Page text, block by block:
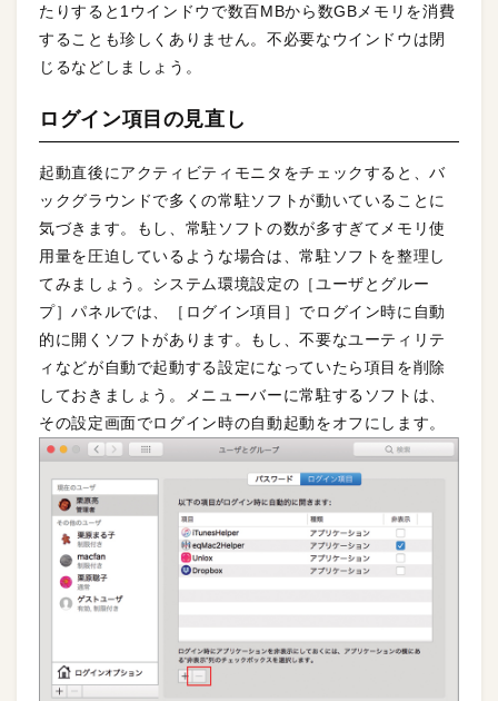
たりすると1ウインドウで数百MBから数GBメモリを消費
することも珍しくありません。不必要なウインドウは閉
じるなどしましょう。
ログイン項目の見直し
起動直後にアクティビティモニタをチェックすると、バ
ックグラウンドで多くの常駐ソフトが動いていることに
気づきます。もし、常駐ソフトの数が多すぎてメモリ使
用量を圧迫しているような場合は、常駐ソフトを整理し
てみましょう。システム環境設定の［ユーザとグルー
プ］パネルでは、［ログイン項目］でログイン時に自動
的に開くソフトがあります。もし、不要なユーティリテ
ィなどが自動で起動する設定になっていたら項目を削除
しておきましょう。メニューバーに常駐するソフトは、
その設定画面でログイン時の自動起動をオフにします。